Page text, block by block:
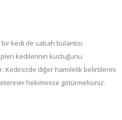
kedi de sabah bulantısı
kedilerinin kustuğunu
Kedinizde diğer hamilelik belirtilerini
hekiminize götürmelisiniz.